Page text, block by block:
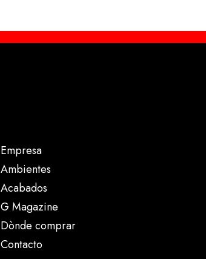
Empresa
Ambientes
Acabados
G Magazine
Dònde comprar
Contacto